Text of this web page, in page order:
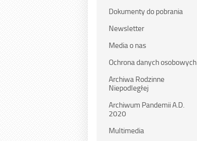
Dokumenty do pobrania
Newsletter
Media o nas
Ochrona danych osobowych
Archiwa Rodzinne
Niepodległej
Archiwum Pandemii A.D.
2020
Multimedia